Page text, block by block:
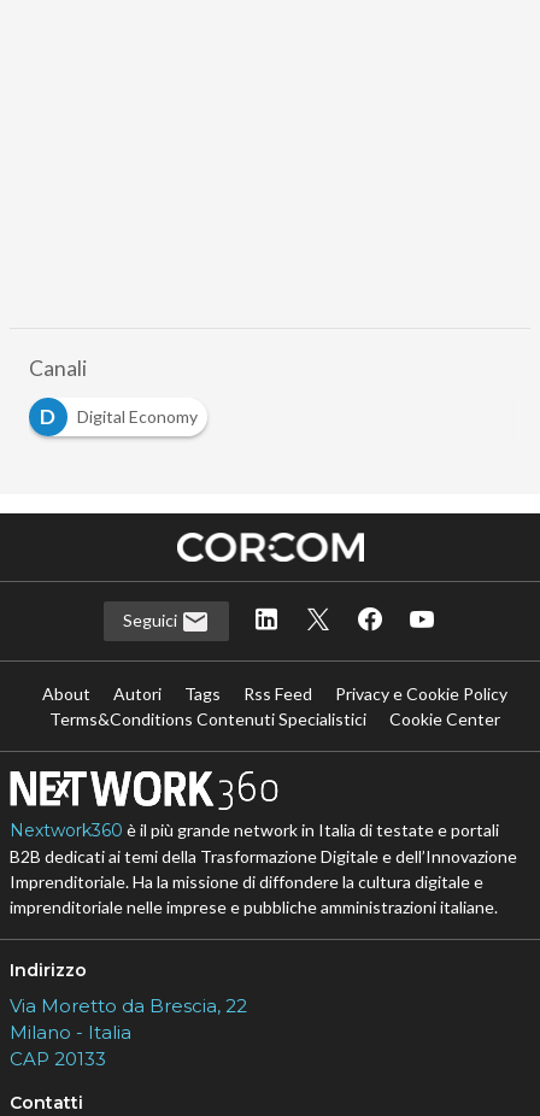
Canali
D
Digital Economy
Seguici
About Autori Tags Rss Feed
Privacy e Cookie Policy
Terms&Conditions Contenuti Specialistici
Cookie Center
Nextwork360 è il più grande network in Italia di testate e portali
B2B dedicati ai temi della Trasformazione Digitale e dell’Innovazione
Imprenditoriale. Ha la missione di diffondere la cultura digitale e
imprenditoriale nelle imprese e pubbliche amministrazioni italiane.
Indirizzo
Via Moretto da Brescia, 22
Milano - Italia
CAP 20133
Contatti